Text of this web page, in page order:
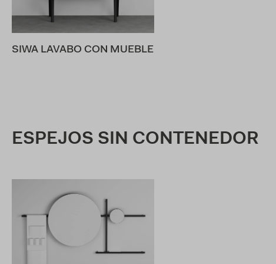
SIWA LAVABO CON MUEBLE
ESPEJOS SIN CONTENEDOR